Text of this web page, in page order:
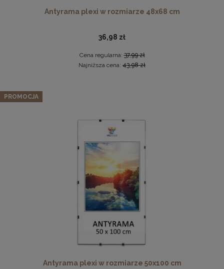
DO KOSZYKA
Panel ścienny 90 x 15 cm tapicerowany 3D Wezgłowie w
22,99 zł
Cena regularna:
Najniższa cena:
26,99 zł
DO KOSZYKA
Antyrama plexi w rozmiarze 48x68 cm
36,98 zł
Cena regularna:37,99 zł
Najniższa cena: 43,98 zł
Antyrama plexi w rozmiarze 50x100 cm
PROMOCJA